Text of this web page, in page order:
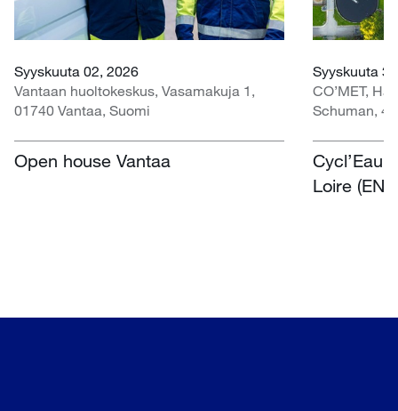
Syyskuuta 02, 2026
Vantaan huoltokeskus, Vasamakuja 1,
01740 Vantaa, Suomi
Open house Vantaa
Syyskuuta
CO’MET,
Schuman,
Cycl’Eau
Loire (EN)